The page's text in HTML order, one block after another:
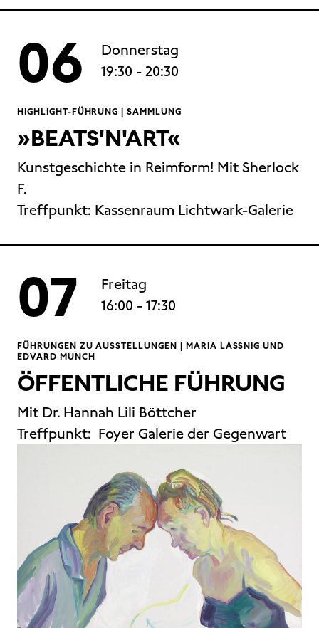
06
Donnerstag
19:30 - 20:30
HIGHLIGHT-FÜHRUNG | SAMMLUNG
»BEATS'N'ART«
Kunstgeschichte in Reimform! Mit Sherlock
F.
Treffpunkt: Kassenraum Lichtwark-Galerie
07
Freitag
16:00 - 17:30
FÜHRUNGEN ZU AUSSTELLUNGEN | MARIA LASSNIG UND
EDVARD MUNCH
ÖFFENTLICHE FÜHRUNG
Mit Dr. Hannah Lili Böttcher
Treffpunkt: Foyer Galerie der Gegenwart